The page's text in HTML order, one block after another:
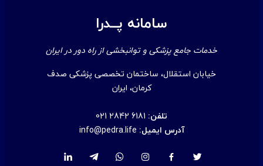
سامانه پــدرا
خدمات جامع پزشکی و توانبخشی از راه دور در ایران
خیابان استقلال، ساختمان تخصصی پزشکی صدف
کرمان، ایران
تلفن: 021 2842 6181
آدرس ایمیل: info@pedra.life